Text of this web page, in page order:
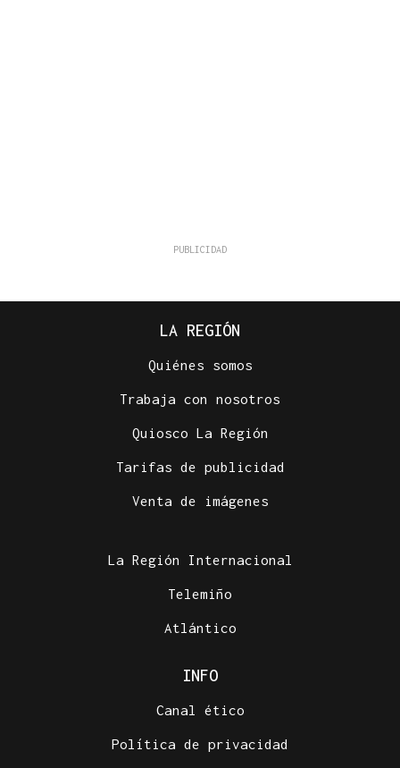
LA REGIÓN
Quiénes somos
Trabaja con nosotros
Quiosco La Región
Tarifas de publicidad
Venta de imágenes
La Región Internacional
Telemiño
Atlántico
INFO
Canal ético
Política de privacidad